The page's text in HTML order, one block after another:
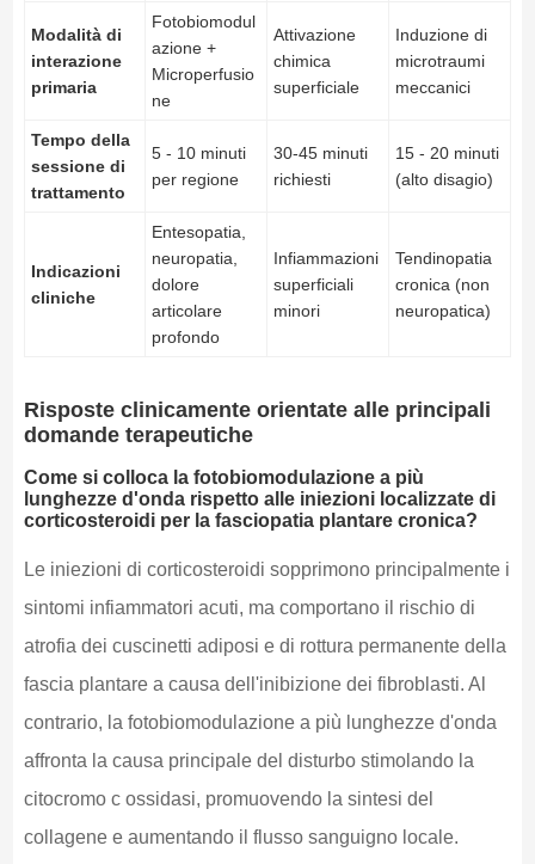
Modalità di
interazione
primaria
Fotobiomodul
azione +
Microperfusio
ne
Attivazione
chimica
superficiale
Induzione di
microtraumi
meccanici
Tempo della
sessione di
trattamento
5 - 10 minuti
per regione
30-45 minuti
richiesti
15 - 20 minuti
(alto disagio)
Indicazioni
cliniche
Entesopatia,
neuropatia,
dolore
articolare
profondo
Infiammazioni
superficiali
minori
Tendinopatia
cronica (non
neuropatica)
Risposte clinicamente orientate alle principali
domande terapeutiche
Come si colloca la fotobiomodulazione a più
lunghezze d'onda rispetto alle iniezioni localizzate di
corticosteroidi per la fasciopatia plantare cronica?
Le iniezioni di corticosteroidi sopprimono principalmente i
sintomi infiammatori acuti, ma comportano il rischio di
atrofia dei cuscinetti adiposi e di rottura permanente della
fascia plantare a causa dell'inibizione dei fibroblasti. Al
contrario, la fotobiomodulazione a più lunghezze d'onda
affronta la causa principale del disturbo stimolando la
citocromo c ossidasi, promuovendo la sintesi del
collagene e aumentando il flusso sanguigno locale.